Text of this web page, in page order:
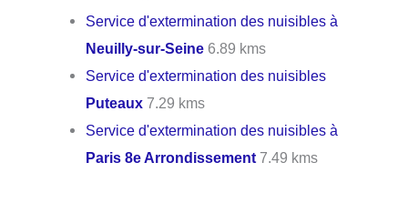
Service d'extermination des nuisibles à
Neuilly-sur-Seine 6.89 kms
Service d'extermination des nuisibles
Puteaux 7.29 kms
Service d'extermination des nuisibles à
Paris 8e Arrondissement 7.49 kms